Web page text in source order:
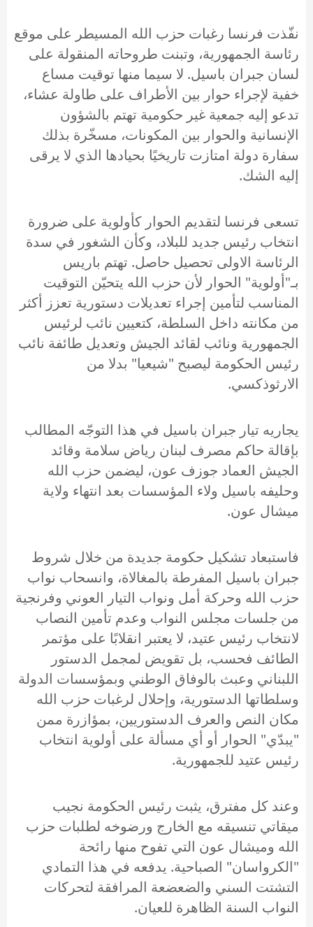
نفّذت فرنسا رغبات حزب الله المسيطر على موقع
رئاسة الجمهورية، وتبنت طروحاته المنقولة على
لسان جبران باسيل. لا سيما منها توقيت مساع
خفية لإجراء حوار بين الأطراف على طاولة عشاء،
تدعو إليه جمعية غير حكومية تهتم بالشؤون
الإنسانية والحوار بين المكونات، مسخّرة بذلك
سفارة دولة امتازت تاريخيًا بحيادها الذي لا يرقى
إليه الشك.
تسعى فرنسا لتقديم الحوار كأولوية على ضرورة
انتخاب رئيس جديد للبلاد، وكأن الشغور في سدة
الرئاسة الاولى تحصيل حاصل. تهتم باريس
بـ"أولوية" الحوار لأن حزب الله يتحيّن التوقيت
المناسب لتأمين إجراء تعديلات دستورية تعزز أكثر
من مكانته داخل السلطة، كتعيين نائب لرئيس
الجمهورية ونائب لقائد الجيش وتعديل طائفة نائب
رئيس الحكومة ليصبح "شيعيا" بدلا من
الارثوذكسي.
يجاريه تيار جبران باسيل في هذا التوجّه المطالب
بإقالة حاكم مصرف لبنان رياض سلامة وقائد
الجيش العماد جوزف عون، ليضمن حزب الله
وحليفه باسيل ولاء المؤسسات بعد انتهاء ولاية
ميشال عون.
فاستبعاد تشكيل حكومة جديدة من خلال شروط
جبران باسيل المفرطة بالمغالاة، وانسحاب نواب
حزب الله وحركة أمل ونواب التيار العوني وفرنجية
من جلسات مجلس النواب وعدم تأمين النصاب
لانتخاب رئيس عتيد، لا يعتبر انقلابًا على مؤتمر
الطائف فحسب، بل تقويض لمجمل الدستور
اللبناني وعبث بالوفاق الوطني وبمؤسسات الدولة
وسلطاتها الدستورية، وإحلال لرغبات حزب الله
مكان النص والعرف الدستوريين، بمؤازرة ممن
"يبدّي" الحوار أو أي مسألة على أولوية انتخاب
رئيس عتيد للجمهورية.
وعند كل مفترق، يثبت رئيس الحكومة نجيب
ميقاتي تنسيقه مع الخارج ورضوخه لطلبات حزب
الله وميشال عون التي تفوح منها رائحة
"الكرواسان" الصباحية. يدفعه في هذا التمادي
التشتت السني والضعضعة المرافقة لتحركات
النواب السنة الظاهرة للعيان.